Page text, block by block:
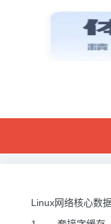
Linux网络核心数